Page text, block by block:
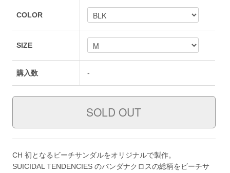
COLOR
SIZE
購入数 -
CH 初となるビーチサンダルをオリジナルで製作。
SUICIDAL TENDENCIES のバンダナクロスの総柄をビーチサ